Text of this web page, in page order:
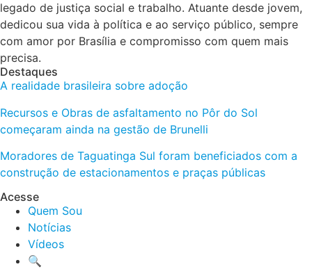
legado de justiça social e trabalho. Atuante desde jovem,
dedicou sua vida à política e ao serviço público, sempre
com amor por Brasília e compromisso com quem mais
precisa.
Destaques
A realidade brasileira sobre adoção
Recursos e Obras de asfaltamento no Pôr do Sol
começaram ainda na gestão de Brunelli
Moradores de Taguatinga Sul foram beneficiados com a
construção de estacionamentos e praças públicas
Acesse
Quem Sou
Notícias
Vídeos
🔍